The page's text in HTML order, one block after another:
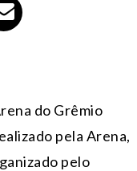
do Grêmio
pela Arena,
pelo